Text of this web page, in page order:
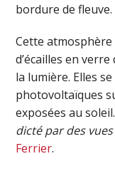
bordure de fleuve.
Cette
d’écailles en
la lumière. Elles
photovoltaïques
exposées au
dicté par des
Ferrier.